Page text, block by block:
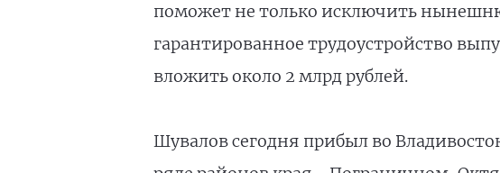
поможет не только исключить
гарантированное трудоустройство
вложить около 2 млрд рублей.
Шувалов сегодня прибыл во